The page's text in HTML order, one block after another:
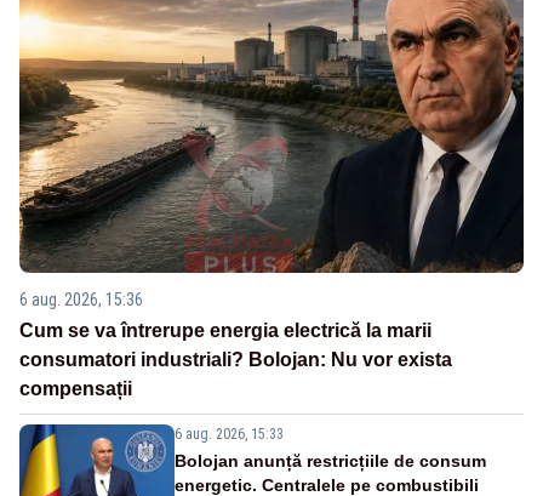
6 aug. 2026, 15:36
Cum se va întrerupe energia electrică la marii
consumatori industriali? Bolojan: Nu vor exista
compensații
6 aug. 2026, 15:33
Bolojan anunță restricțiile de consum
energetic. Centralele pe combustibili